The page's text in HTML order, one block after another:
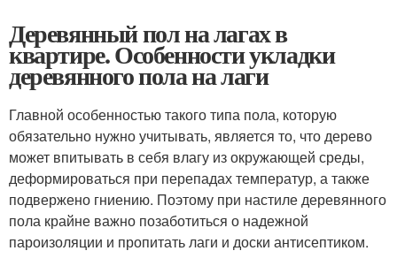
Деревянный пол на лагах в
квартире. Особенности укладки
деревянного пола на лаги
Главной особенностью такого типа пола, которую
обязательно нужно учитывать, является то, что дерево
может впитывать в себя влагу из окружающей среды,
деформироваться при перепадах температур, а также
подвержено гниению. Поэтому при настиле деревянного
пола крайне важно позаботиться о надежной
пароизоляции и пропитать лаги и доски антисептиком.